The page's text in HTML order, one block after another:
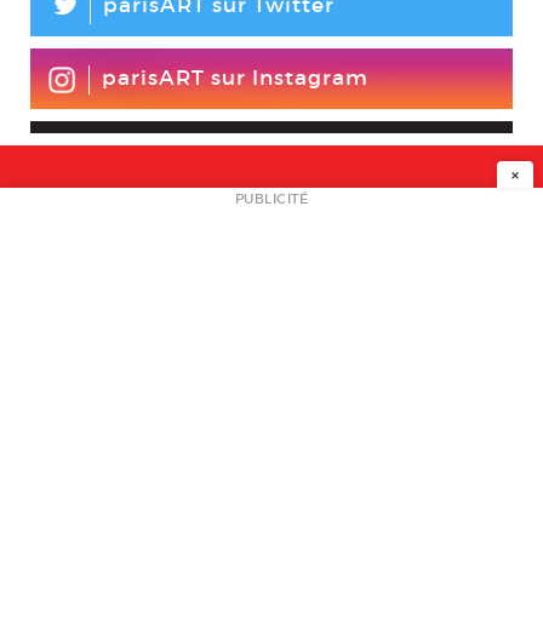
L parisART sur Twitter
parisART sur Instagram
NEWSLETTER
×
PUBLICITÉ